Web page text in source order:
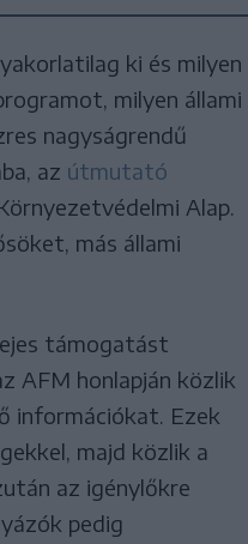
ki és milyen
milyen állami
nagyságrendű
az útmutató
Alap.
más állami
támogatást
AFM honlapján közlik
információkat. Ezek
majd közlik a
az igénylőkre
pedig